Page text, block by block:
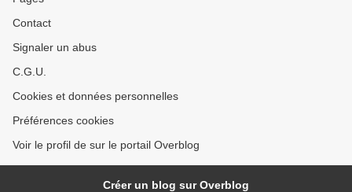
Contact
Signaler un abus
C.G.U.
Cookies et données personnelles
Préférences cookies
Voir le profil de sur le portail Overblog
Créer un blog sur Overblog